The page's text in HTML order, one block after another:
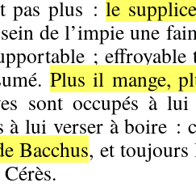
pas plus :le
de l’impie une
;
Plus il mange,
sont occupés à
à lui verser à boire :
Bacchus, et toujours